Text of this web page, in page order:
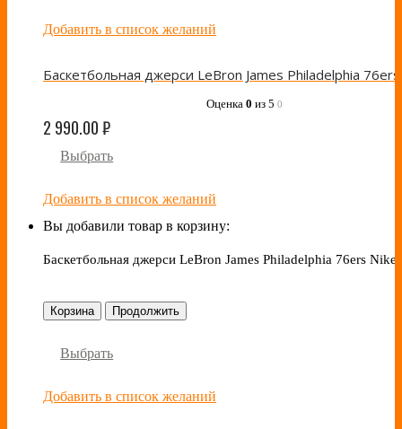
Добавить в список желаний
Оценка 0 из 5 0
2 990.00₽
Выбрать
Добавить в список желаний
Вы добавили товар в корзину:
Баскетбольная джерси LeBron James Philadelphia 76ers Nike
Корзина Продолжить
Выбрать
Добавить в список желаний